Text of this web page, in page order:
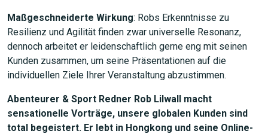
Maßgeschneiderte Wirkung: Robs Erkenntnisse zu
Resilienz und Agilität finden zwar universelle Resonanz,
dennoch arbeitet er leidenschaftlich gerne eng mit seinen
Kunden zusammen, um seine Präsentationen auf die
individuellen Ziele Ihrer Veranstaltung abzustimmen.
Abenteurer & Sport Redner Rob Lilwall macht
sensationelle Vorträge, unsere globalen Kunden sind
total begeistert. Er lebt in Hongkong und seine Online-